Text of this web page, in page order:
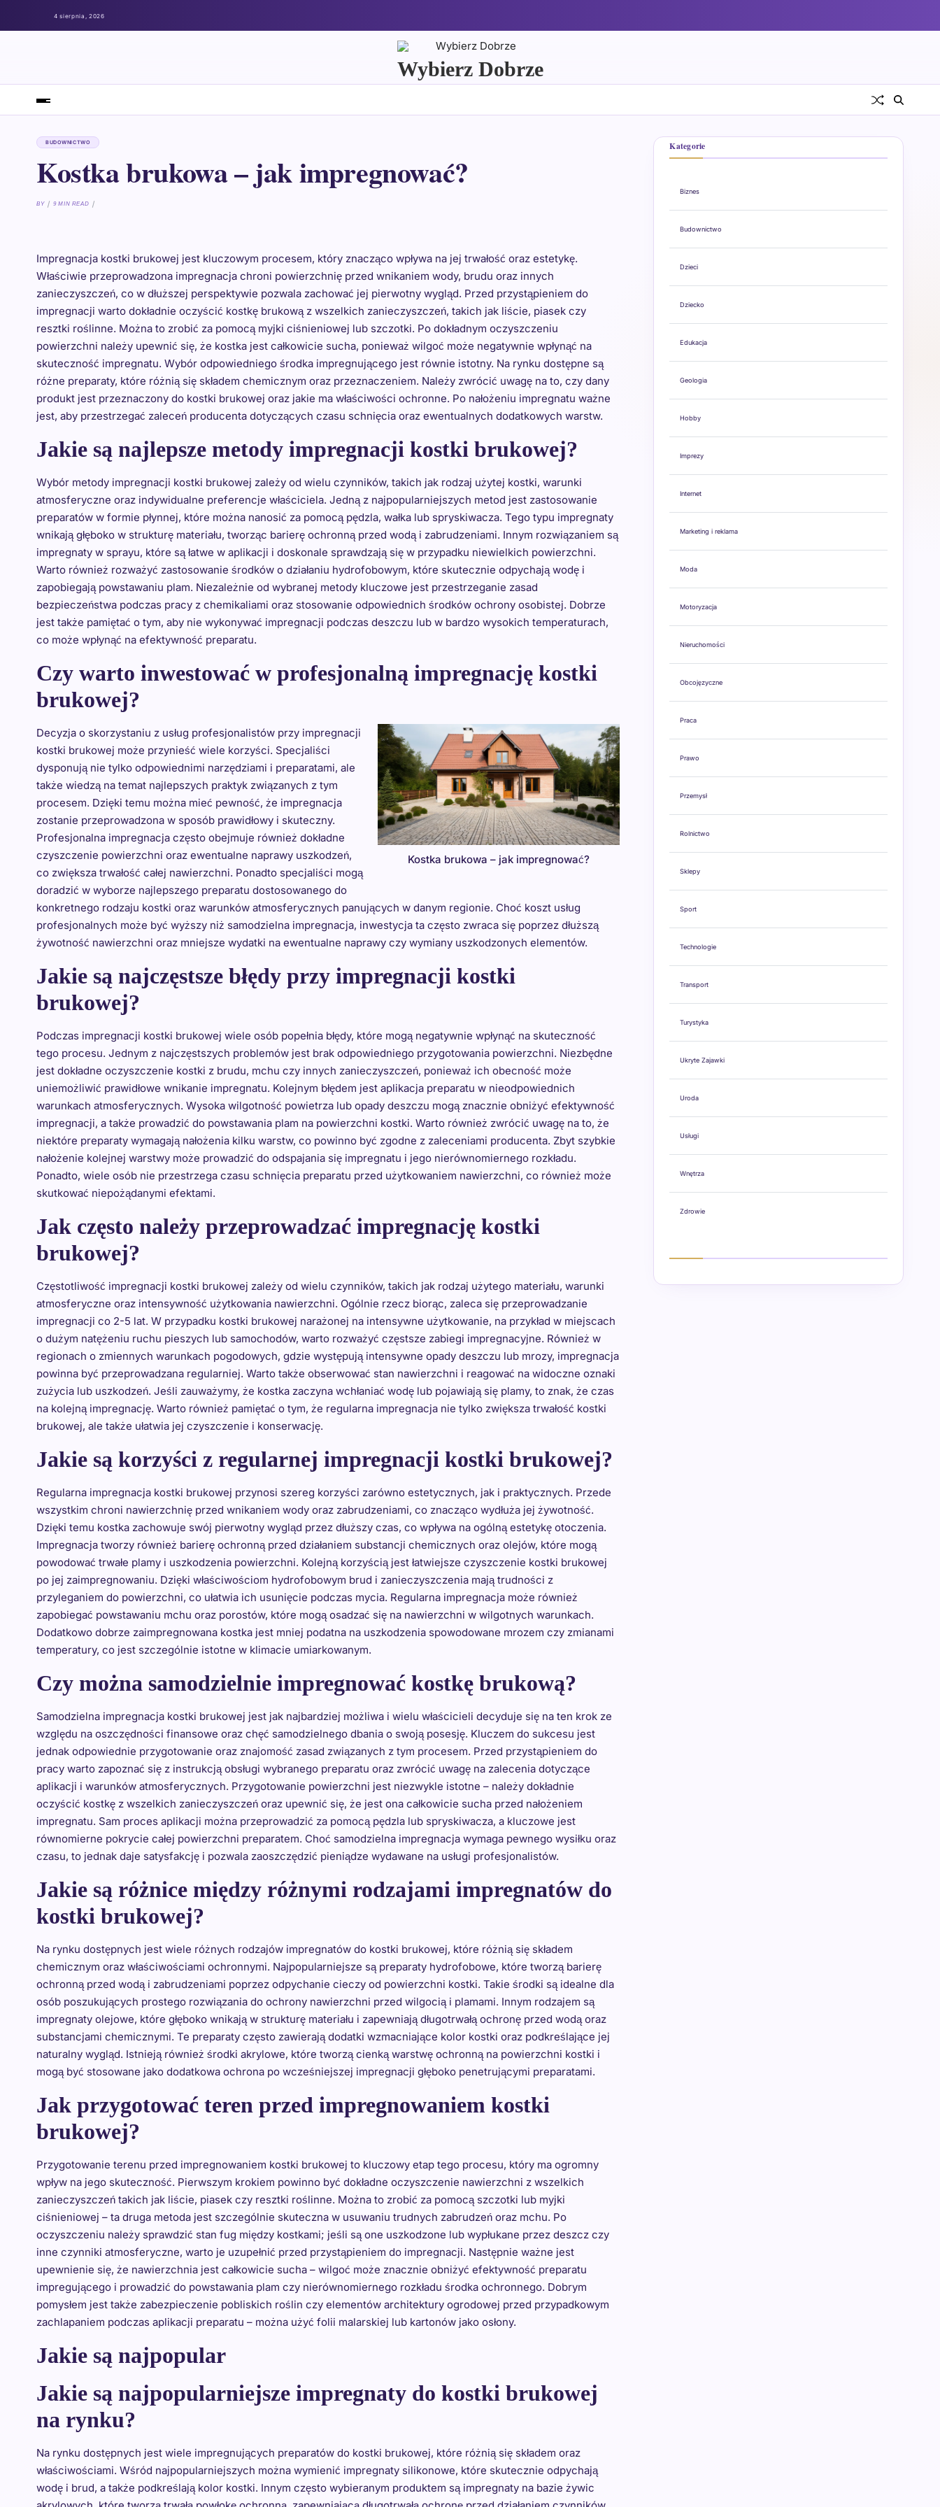
4 sierpnia, 2026
Wybierz Dobrze
BUDOWNICTWO
Kostka brukowa – jak impregnować?
BY 9 MIN READ
Impregnacja kostki brukowej jest kluczowym procesem, który znacząco wpływa na jej trwałość oraz estetykę.
Właściwie przeprowadzona impregnacja chroni powierzchnię przed wnikaniem wody, brudu oraz innych
zanieczyszczeń, co w dłuższej perspektywie pozwala zachować jej pierwotny wygląd. Przed przystąpieniem do
impregnacji warto dokładnie oczyścić kostkę brukową z wszelkich zanieczyszczeń, takich jak liście, piasek czy
resztki roślinne. Można to zrobić za pomocą myjki ciśnieniowej lub szczotki. Po dokładnym oczyszczeniu
powierzchni należy upewnić się, że kostka jest całkowicie sucha, ponieważ wilgoć może negatywnie wpłynąć na
skuteczność impregnatu. Wybór odpowiedniego środka impregnującego jest równie istotny. Na rynku dostępne są
różne preparaty, które różnią się składem chemicznym oraz przeznaczeniem. Należy zwrócić uwagę na to, czy dany
produkt jest przeznaczony do kostki brukowej oraz jakie ma właściwości ochronne. Po nałożeniu impregnatu ważne
jest, aby przestrzegać zaleceń producenta dotyczących czasu schnięcia oraz ewentualnych dodatkowych warstw.
Jakie są najlepsze metody impregnacji kostki brukowej?
Wybór metody impregnacji kostki brukowej zależy od wielu czynników, takich jak rodzaj użytej kostki, warunki
atmosferyczne oraz indywidualne preferencje właściciela. Jedną z najpopularniejszych metod jest zastosowanie
preparatów w formie płynnej, które można nanosić za pomocą pędzla, wałka lub spryskiwacza. Tego typu impregnaty
wnikają głęboko w strukturę materiału, tworząc barierę ochronną przed wodą i zabrudzeniami. Innym rozwiązaniem są
impregnaty w sprayu, które są łatwe w aplikacji i doskonale sprawdzają się w przypadku niewielkich powierzchni.
Warto również rozważyć zastosowanie środków o działaniu hydrofobowym, które skutecznie odpychają wodę i
zapobiegają powstawaniu plam. Niezależnie od wybranej metody kluczowe jest przestrzeganie zasad
bezpieczeństwa podczas pracy z chemikaliami oraz stosowanie odpowiednich środków ochrony osobistej. Dobrze
jest także pamiętać o tym, aby nie wykonywać impregnacji podczas deszczu lub w bardzo wysokich temperaturach,
co może wpłynąć na efektywność preparatu.
Czy warto inwestować w profesjonalną impregnację kostki
brukowej?
Kostka brukowa – jak impregnować?
Decyzja o skorzystaniu z usług profesjonalistów przy impregnacji
kostki brukowej może przynieść wiele korzyści. Specjaliści
dysponują nie tylko odpowiednimi narzędziami i preparatami, ale
także wiedzą na temat najlepszych praktyk związanych z tym
procesem. Dzięki temu można mieć pewność, że impregnacja
zostanie przeprowadzona w sposób prawidłowy i skuteczny.
Profesjonalna impregnacja często obejmuje również dokładne
czyszczenie powierzchni oraz ewentualne naprawy uszkodzeń,
co zwiększa trwałość całej nawierzchni. Ponadto specjaliści mogą
doradzić w wyborze najlepszego preparatu dostosowanego do
konkretnego rodzaju kostki oraz warunków atmosferycznych panujących w danym regionie. Choć koszt usług
profesjonalnych może być wyższy niż samodzielna impregnacja, inwestycja ta często zwraca się poprzez dłuższą
żywotność nawierzchni oraz mniejsze wydatki na ewentualne naprawy czy wymiany uszkodzonych elementów.
Jakie są najczęstsze błędy przy impregnacji kostki
brukowej?
Podczas impregnacji kostki brukowej wiele osób popełnia błędy, które mogą negatywnie wpłynąć na skuteczność
tego procesu. Jednym z najczęstszych problemów jest brak odpowiedniego przygotowania powierzchni. Niezbędne
jest dokładne oczyszczenie kostki z brudu, mchu czy innych zanieczyszczeń, ponieważ ich obecność może
uniemożliwić prawidłowe wnikanie impregnatu. Kolejnym błędem jest aplikacja preparatu w nieodpowiednich
warunkach atmosferycznych. Wysoka wilgotność powietrza lub opady deszczu mogą znacznie obniżyć efektywność
impregnacji, a także prowadzić do powstawania plam na powierzchni kostki. Warto również zwrócić uwagę na to, że
niektóre preparaty wymagają nałożenia kilku warstw, co powinno być zgodne z zaleceniami producenta. Zbyt szybkie
nałożenie kolejnej warstwy może prowadzić do odspajania się impregnatu i jego nierównomiernego rozkładu.
Ponadto, wiele osób nie przestrzega czasu schnięcia preparatu przed użytkowaniem nawierzchni, co również może
skutkować niepożądanymi efektami.
Jak często należy przeprowadzać impregnację kostki
brukowej?
Częstotliwość impregnacji kostki brukowej zależy od wielu czynników, takich jak rodzaj użytego materiału, warunki
atmosferyczne oraz intensywność użytkowania nawierzchni. Ogólnie rzecz biorąc, zaleca się przeprowadzanie
impregnacji co 2-5 lat. W przypadku kostki brukowej narażonej na intensywne użytkowanie, na przykład w miejscach
o dużym natężeniu ruchu pieszych lub samochodów, warto rozważyć częstsze zabiegi impregnacyjne. Również w
regionach o zmiennych warunkach pogodowych, gdzie występują intensywne opady deszczu lub mrozy, impregnacja
powinna być przeprowadzana regularniej. Warto także obserwować stan nawierzchni i reagować na widoczne oznaki
zużycia lub uszkodzeń. Jeśli zauważymy, że kostka zaczyna wchłaniać wodę lub pojawiają się plamy, to znak, że czas
na kolejną impregnację. Warto również pamiętać o tym, że regularna impregnacja nie tylko zwiększa trwałość kostki
brukowej, ale także ułatwia jej czyszczenie i konserwację.
Jakie są korzyści z regularnej impregnacji kostki brukowej?
Regularna impregnacja kostki brukowej przynosi szereg korzyści zarówno estetycznych, jak i praktycznych. Przede
wszystkim chroni nawierzchnię przed wnikaniem wody oraz zabrudzeniami, co znacząco wydłuża jej żywotność.
Dzięki temu kostka zachowuje swój pierwotny wygląd przez dłuższy czas, co wpływa na ogólną estetykę otoczenia.
Impregnacja tworzy również barierę ochronną przed działaniem substancji chemicznych oraz olejów, które mogą
powodować trwałe plamy i uszkodzenia powierzchni. Kolejną korzyścią jest łatwiejsze czyszczenie kostki brukowej
po jej zaimpregnowaniu. Dzięki właściwościom hydrofobowym brud i zanieczyszczenia mają trudności z
przyleganiem do powierzchni, co ułatwia ich usunięcie podczas mycia. Regularna impregnacja może również
zapobiegać powstawaniu mchu oraz porostów, które mogą osadzać się na nawierzchni w wilgotnych warunkach.
Dodatkowo dobrze zaimpregnowana kostka jest mniej podatna na uszkodzenia spowodowane mrozem czy zmianami
temperatury, co jest szczególnie istotne w klimacie umiarkowanym.
Czy można samodzielnie impregnować kostkę brukową?
Samodzielna impregnacja kostki brukowej jest jak najbardziej możliwa i wielu właścicieli decyduje się na ten krok ze
względu na oszczędności finansowe oraz chęć samodzielnego dbania o swoją posesję. Kluczem do sukcesu jest
jednak odpowiednie przygotowanie oraz znajomość zasad związanych z tym procesem. Przed przystąpieniem do
pracy warto zapoznać się z instrukcją obsługi wybranego preparatu oraz zwrócić uwagę na zalecenia dotyczące
aplikacji i warunków atmosferycznych. Przygotowanie powierzchni jest niezwykle istotne – należy dokładnie
oczyścić kostkę z wszelkich zanieczyszczeń oraz upewnić się, że jest ona całkowicie sucha przed nałożeniem
impregnatu. Sam proces aplikacji można przeprowadzić za pomocą pędzla lub spryskiwacza, a kluczowe jest
równomierne pokrycie całej powierzchni preparatem. Choć samodzielna impregnacja wymaga pewnego wysiłku oraz
czasu, to jednak daje satysfakcję i pozwala zaoszczędzić pieniądze wydawane na usługi profesjonalistów.
Jakie są różnice między różnymi rodzajami impregnatów do
kostki brukowej?
Na rynku dostępnych jest wiele różnych rodzajów impregnatów do kostki brukowej, które różnią się składem
chemicznym oraz właściwościami ochronnymi. Najpopularniejsze są preparaty hydrofobowe, które tworzą barierę
ochronną przed wodą i zabrudzeniami poprzez odpychanie cieczy od powierzchni kostki. Takie środki są idealne dla
osób poszukujących prostego rozwiązania do ochrony nawierzchni przed wilgocią i plamami. Innym rodzajem są
impregnaty olejowe, które głęboko wnikają w strukturę materiału i zapewniają długotrwałą ochronę przed wodą oraz
substancjami chemicznymi. Te preparaty często zawierają dodatki wzmacniające kolor kostki oraz podkreślające jej
naturalny wygląd. Istnieją również środki akrylowe, które tworzą cienką warstwę ochronną na powierzchni kostki i
mogą być stosowane jako dodatkowa ochrona po wcześniejszej impregnacji głęboko penetrującymi preparatami.
Jak przygotować teren przed impregnowaniem kostki
brukowej?
Przygotowanie terenu przed impregnowaniem kostki brukowej to kluczowy etap tego procesu, który ma ogromny
wpływ na jego skuteczność. Pierwszym krokiem powinno być dokładne oczyszczenie nawierzchni z wszelkich
zanieczyszczeń takich jak liście, piasek czy resztki roślinne. Można to zrobić za pomocą szczotki lub myjki
ciśnieniowej – ta druga metoda jest szczególnie skuteczna w usuwaniu trudnych zabrudzeń oraz mchu. Po
oczyszczeniu należy sprawdzić stan fug między kostkami; jeśli są one uszkodzone lub wypłukane przez deszcz czy
inne czynniki atmosferyczne, warto je uzupełnić przed przystąpieniem do impregnacji. Następnie ważne jest
upewnienie się, że nawierzchnia jest całkowicie sucha – wilgoć może znacznie obniżyć efektywność preparatu
impregującego i prowadzić do powstawania plam czy nierównomiernego rozkładu środka ochronnego. Dobrym
pomysłem jest także zabezpieczenie pobliskich roślin czy elementów architektury ogrodowej przed przypadkowym
zachlapaniem podczas aplikacji preparatu – można użyć folii malarskiej lub kartonów jako osłony.
Jakie są najpopular
Jakie są najpopularniejsze impregnaty do kostki brukowej
na rynku?
Na rynku dostępnych jest wiele impregnujących preparatów do kostki brukowej, które różnią się składem oraz
właściwościami. Wśród najpopularniejszych można wymienić impregnaty silikonowe, które skutecznie odpychają
wodę i brud, a także podkreślają kolor kostki. Innym często wybieranym produktem są impregnaty na bazie żywic
Kategorie
Biznes
Budownictwo
Dzieci
Dziecko
Edukacja
Geologia
Hobby
Imprezy
Internet
Marketing i reklama
Moda
Motoryzacja
Nieruchomości
Obcojęzyczne
Praca
Prawo
Przemysł
Rolnictwo
Sklepy
Sport
Technologie
Transport
Turystyka
Ukryte Zajawki
Uroda
Usługi
Wnętrza
Zdrowie